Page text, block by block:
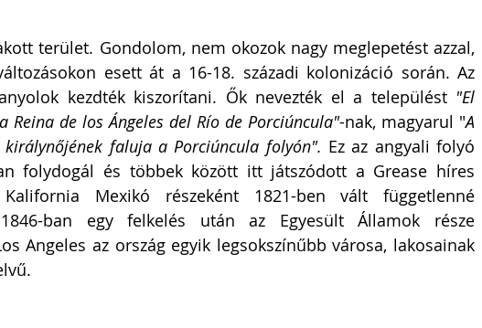
terület. Gondolom, nem okozok nagy meglepetést azzal,
esett át a 16-18. századi kolonizáció során. Az
kezdték kiszorítani. Ők nevezték el a települést "El
Reina de los Ángeles del Río de Porciúncula"-nak, magyarul "A
faluja a Porciúncula folyón". Ez az angyali folyó
folydogál és többek között itt játszódott a Grease híres
Mexikó részeként 1821-ben vált függetlenné
ban egy felkelés után az Egyesült Államok része
Angeles az ország egyik legsokszínűbb városa, lakosainak